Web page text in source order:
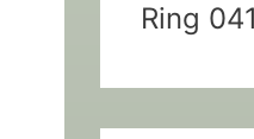
Ring